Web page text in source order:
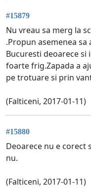
#15879
Nu vreau sa merg la
.Propun asemenea sa
Bucuresti deoarece si
foarte frig.Zapada a
pe trotuare si prin
(Falticeni, 2017-01-11)
#15880
Deoarece nu e corect
nu.
(Falticeni, 2017-01-11)